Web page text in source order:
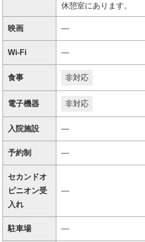
休憩室にあります。
映画 ―
Wi-Fi ―
食事 非対応
電子機器 非対応
入院施設 ―
予約制 ―
セカンドオ
ピニオン受
入れ
―
駐車場 ―